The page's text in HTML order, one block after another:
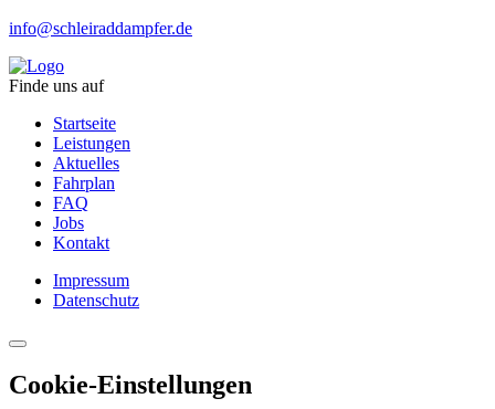
info@schleiraddampfer.de
Finde uns auf
Startseite
Leistungen
Aktuelles
Fahrplan
FAQ
Jobs
Kontakt
Impressum
Datenschutz
Cookie-Einstellungen